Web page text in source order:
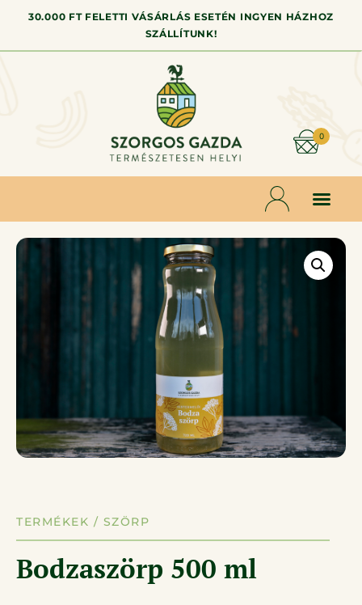
30.000 FT FELETTI VÁSÁRLÁS ESETÉN INGYEN HÁZHOZ
SZÁLLÍTUNK!
0
TERMÉKEK / SZÖRP
Bodzaszörp 500 ml